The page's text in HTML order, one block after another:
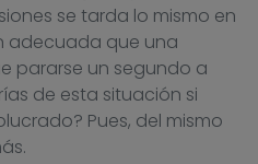
se tarda lo mismo en
adecuada que una
pararse un segundo a
de esta situación si
Pues, del mismo